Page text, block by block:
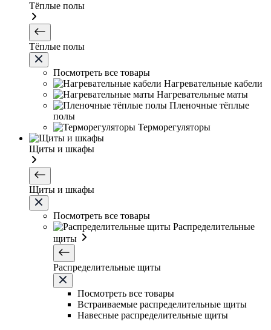
Тёплые полы
Тёплые полы
Посмотреть все товары
Нагревательные кабели
Нагревательные маты
Пленочные тёплые
полы
Терморегуляторы
Щиты и шкафы
Щиты и шкафы
Посмотреть все товары
Распределительные
щиты
Распределительные щиты
Посмотреть все товары
Встраиваемые распределительные щиты
Навесные распределительные щиты